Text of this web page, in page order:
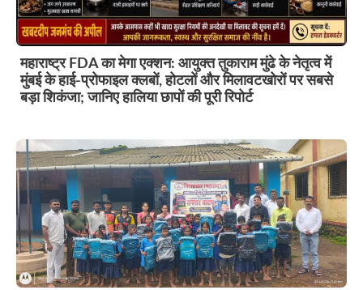
महाराष्ट्र FDA का मेगा एक्शन: आयुक्त तुकाराम मुंढे के नेतृत्व में
मुंबई के हाई-प्रोफाइल क्लबों, होटलों और मिलावटखोरों पर सबसे
बड़ा शिकंजा; जानिए हालिया छापों की पूरी रिपोर्ट